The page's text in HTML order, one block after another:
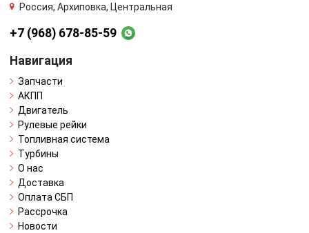
Россия, Архиповка, Центральная
+7 (968) 678-85-59
Навигация
Запчасти
АКПП
Двигатель
Рулевые рейки
Топливная система
Турбины
О нас
Доставка
Оплата СБП
Рассрочка
Новости